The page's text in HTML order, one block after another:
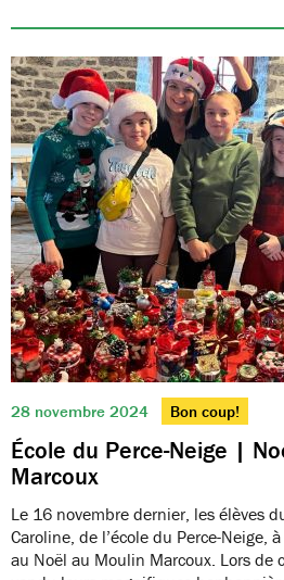
28 novembre 2024 Bon coup!
École du Perce-Neige |
Marcoux
Le 16 novembre dernier, les élèves
Caroline, de l’école du Perce-Neige,
au Noël au Moulin Marcoux. Lors de